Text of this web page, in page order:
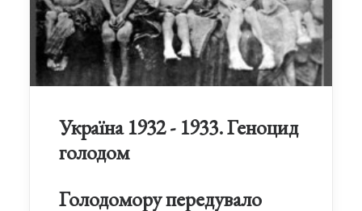
Україна 1932 - 1933. Геноцид
голодом
Голодомору передувало